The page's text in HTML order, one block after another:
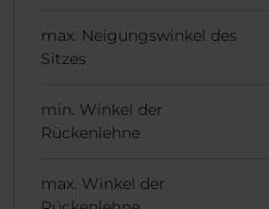
max. Neigungswinkel des
Sitzes
min. Winkel der
Rückenlehne
max. Winkel der